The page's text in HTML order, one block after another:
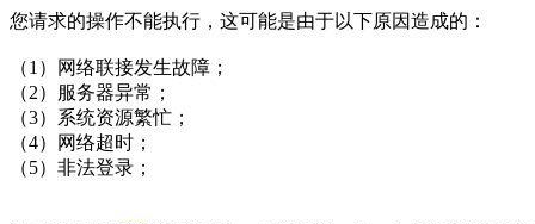
您请求的操作不能执行，这可能是由于以下原因造成的：
（1）网络联接发生故障；
（2）服务器异常；
（3）系统资源繁忙；
（4）网络超时；
（5）非法登录；